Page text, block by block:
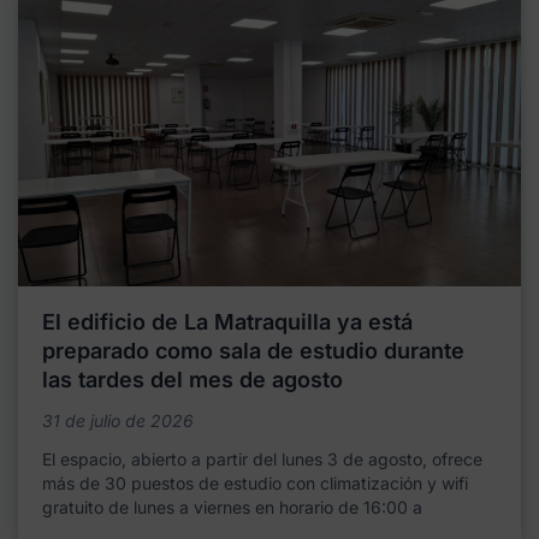
El edificio de La Matraquilla ya está
preparado como sala de estudio durante
las tardes del mes de agosto
31 de julio de 2026
El espacio, abierto a partir del lunes 3 de agosto, ofrece
más de 30 puestos de estudio con climatización y wifi
gratuito de lunes a viernes en horario de 16:00 a